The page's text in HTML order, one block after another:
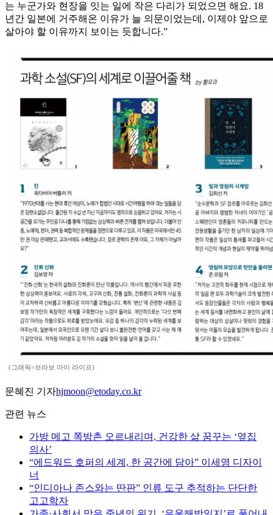
는 누군가와 현장을 잇는 일에 작은 다리가 되었으면 해요. 18
년간 일본에 거주해온 이유가 늘 의문이었는데, 이제야 앞으로
살아야 할 이유까지 보이는 듯합니다.”
(그래픽=브라보 마이 라이프)
문혜진 기자hjmoon@etoday.co.kr
관련 뉴스
가방 메고 쪽방촌 오르내리며, 건강한 삶 꿈꾸는 ‘옆집
의사’
“에드워드 호퍼의 세계, 한 공간에 담아” 이세영 디자이
너
“인디아나 존스와는 딴판” 인류 도구 추적하는 단단한
고고학자